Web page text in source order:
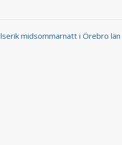
midsommarnatt i Örebro län